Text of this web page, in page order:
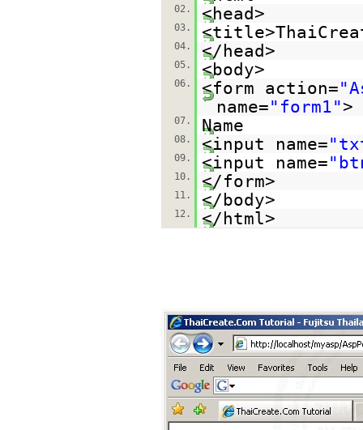
02. <head>
03.
04. </head>
05. <body>
06. <form action=
name="form1">
07. Name
08. <input name=
09. <input name=
10. </form>
11. </body>
12. </html>